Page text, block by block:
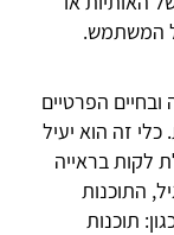
המשתמש.
הפרטיים
זה הוא יעיל
לקות בראייה
התוכנות
תוכנות